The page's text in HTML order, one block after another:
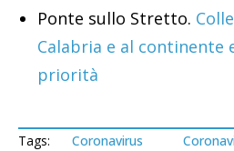
Ponte sullo Stretto.
Calabria e al continente
priorità
Tags: Coronavirus